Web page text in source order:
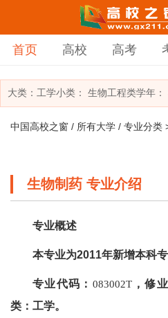
首页 高校 高考
大类： 工学小类： 生物工程类学年：
中国高校之窗 / 所有大学 / 专业分类
生物制药 专业介绍
专业概述
本专业为2011年新增本科专
专业代码： 083002T，修
类：工学。